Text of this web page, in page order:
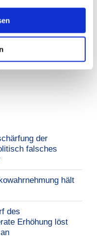
der
falsches
hält
des
Erhöhung löst